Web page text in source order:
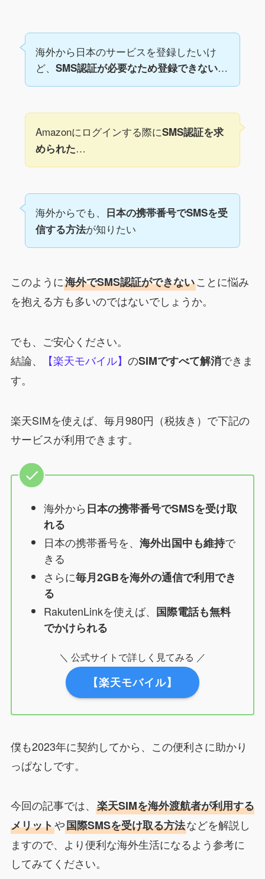
海外から日本のサービスを登録したいけ
ど、 SMS認証が必要なため登録できない…
Amazonにログインする際にSMS認証を求
められた…
海外からでも、
日本の携帯番号でSMSを受
信する方法が知りたい
このように海外でSMS認証ができないことに悩み
を抱える方も多いのではないでしょうか。
でも、ご安心ください。
結論、
【楽天モバイル】 のSIMですべて解消できま
す。
楽天SIMを使えば、毎月980円（税抜き）で下記の
サービスが利用できます。
海外から日本の携帯番号でSMSを受け取
れる
日本の携帯番号を、 海外出国中も維持で
きる
さらに毎月2GBを海外の通信で利用でき
る
RakutenLinkを使えば、 国際電話も無料
でかけられる
＼ 公式サイトで詳しく見てみる ／
【楽天モバイル】
僕も2023年に契約してから、この便利さに助かり
っぱなしです。
今回の記事では、 楽天SIMを海外渡航者が利用する
メリットや国際SMSを受け取る方法などを解説し
ますので、より便利な海外生活になるよう参考に
してみてください。